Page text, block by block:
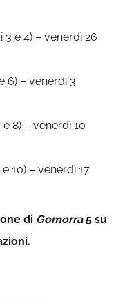
3 e 4) – venerdì 26
6) – venerdì 3
8) – venerdì 10
10) – venerdì 17
di Gomorra5 su